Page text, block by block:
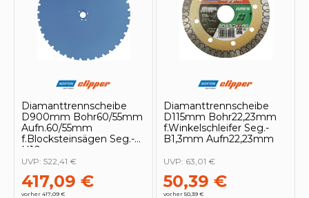
Diamanttrennscheibe
D900mm Bohr60/55mm
Aufn.60/55mm
f.Blocksteinsägen Seg.-
H10mm
417,09 €
vorher 417,09 €
UVP: 522,41 €
Diamanttrennscheibe
D115mm Bohr22,23mm
f.Winkelschleifer Seg.-
B1,3mm Aufn22,23mm
50,39 €
vorher 50,39 €
UVP: 63,01 €